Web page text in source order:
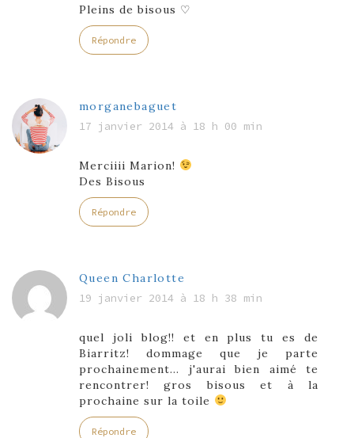
Pleins de bisous ♡
Répondre
morganebaguet
17 janvier 2014 à 18 h 00 min
Merciiii Marion!
Des Bisous
Répondre
Queen Charlotte
19 janvier 2014 à 18 h 38 min
quel joli blog!! et en plus tu es de
Biarritz! dommage que je parte
prochainement… j'aurai bien aimé te
rencontrer! gros bisous et à la
prochaine sur la toile
Répondre